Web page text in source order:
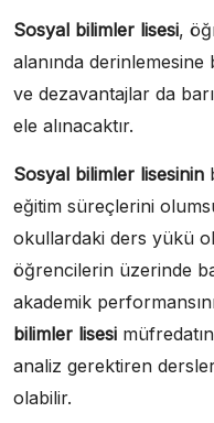
Sosyal bilimler lisesi,
alanında
ve dezavantajlar da
ele alınacaktır.
Sosyal bilimler lisesinin
eğitim süreçlerini
okullardaki ders yükü
öğrencilerin üzerinde
akademik
bilimler lisesi
analiz gerektiren
olabilir.